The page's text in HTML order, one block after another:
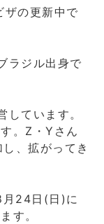
ザの更新中で
ラジル出身で
ています。
。Z・Yさん
、拡がってき
月24日(日)に
す。